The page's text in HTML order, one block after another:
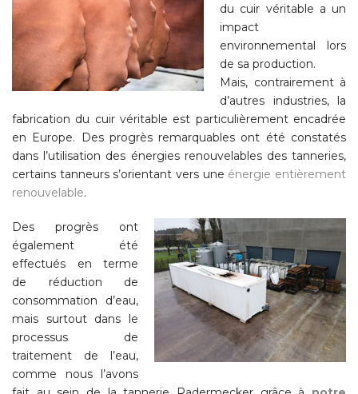
du cuir véritable a un
impact
environnemental lors
de sa production.
Mais, contrairement à
d’autres industries, la
fabrication du cuir véritable est particulièrement encadrée
en Europe. Des progrès remarquables ont été constatés
dans l’utilisation des énergies renouvelables des tanneries,
certains tanneurs s’orientant vers une énergie entièrement
renouvelable.
Des progrès ont
également été
effectués en terme
de réduction de
consommation d’eau,
mais surtout dans le
processus de
traitement de l’eau,
comme nous l’avons